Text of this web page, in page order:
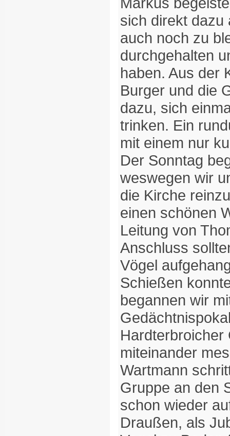
sich direkt dazu
auch noch zu
durchgehalten
haben. Aus der
Burger und die
dazu, sich
trinken. Ein
mit einem nur
Der Sonntag
weswegen wir
die Kirche
einen schönen
Leitung von
Anschluss
Vögel
Schießen
begannen wir
Hardterbroicher
miteinander
Wartmann
Gruppe an den
schon wieder
Draußen, als